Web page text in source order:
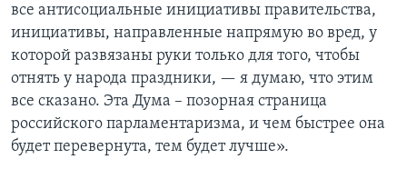
все антисоциальные инициативы правительства,
инициативы, направленные напрямую во вред, у
которой развязаны руки только для того, чтобы
отнять у народа праздники, — я думаю, что этим
все сказано. Эта Дума – позорная страница
российского парламентаризма, и чем быстрее она
будет перевернута, тем будет лучше».